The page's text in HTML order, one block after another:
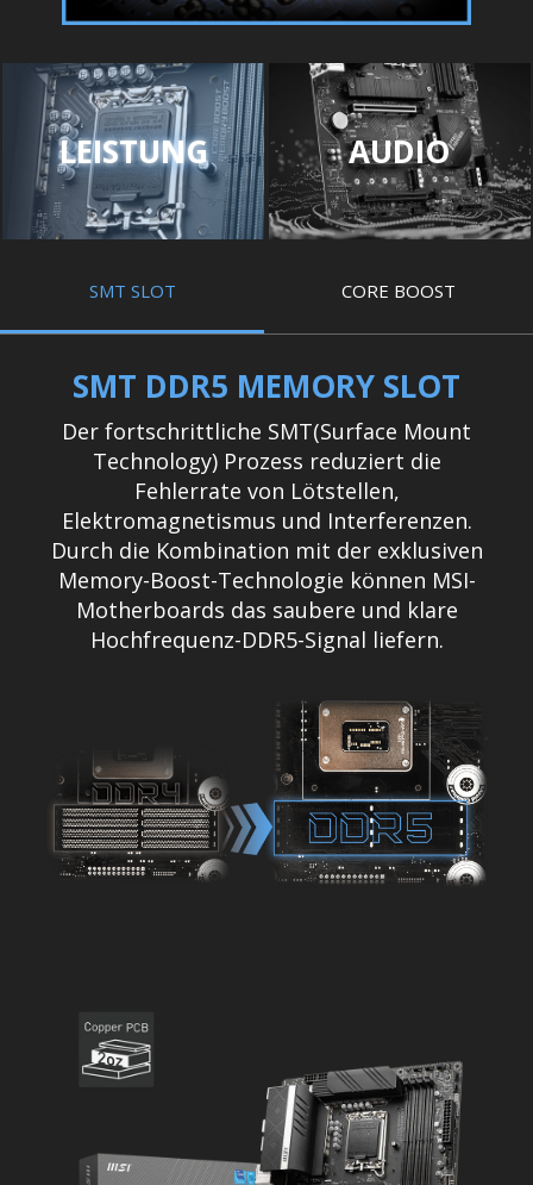
LEISTUNG AUDIO
SMT SLOT CORE BOOST
SMT DDR5 MEMORY SLOT
Der fortschrittliche SMT(Surface Mount
Technology) Prozess reduziert die
Fehlerrate von Lötstellen,
Elektromagnetismus und Interferenzen.
Durch die Kombination mit der exklusiven
Memory-Boost-Technologie können MSI-
Motherboards das saubere und klare
Hochfrequenz-DDR5-Signal liefern.